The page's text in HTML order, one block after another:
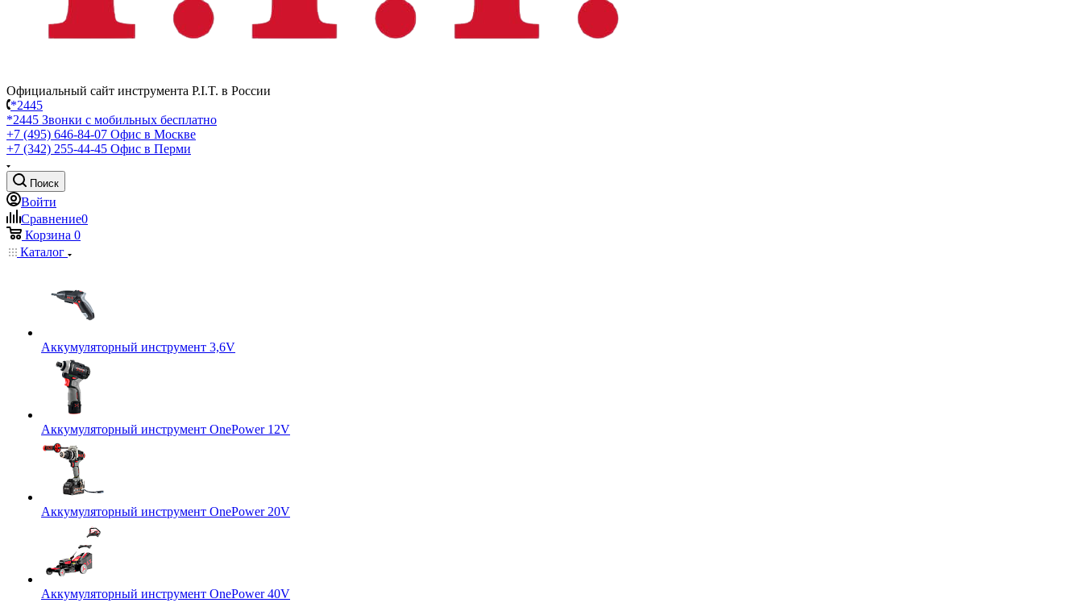
Официальный сайт инструмента P.I.T. в России
*2445
*2445 Звонки с мобильных бесплатно
+7 (495) 646-84-07 Офис в Москве
+7 (342) 255-44-45 Офис в Перми
Поиск
Войти
Сравнение0
Корзина 0
Каталог
Аккумуляторный инструмент 3,6V
Аккумуляторный инструмент OnePower 12V
Аккумуляторный инструмент OnePower 20V
Аккумуляторный инструмент OnePower 40V